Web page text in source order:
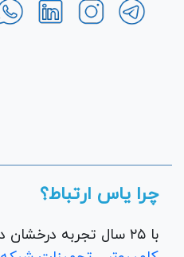
چرا یاس ارتباط؟
با ۲۵ سال تجربه درخشان در بازار کامپیوتر تهران، یاس ارتباط به عنوان یک فروشگاه اینترنتی کالای دیجیتال،